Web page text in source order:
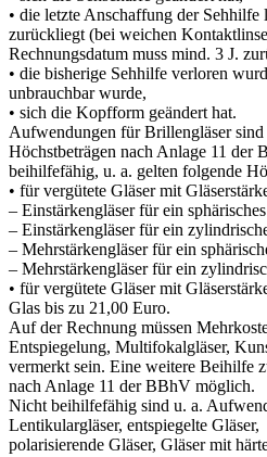
• die letzte Anschaffung der Sehhilfe
zurückliegt (bei weichen
Rechnungsdatum muss mind. 3 J.
• die bisherige Sehhilfe verloren
unbrauchbar wurde,
• sich die Kopfform geändert hat.
Aufwendungen für Brillengläser sind
Höchstbeträgen nach Anlage 11 der
beihilfefähig, u. a. gelten folgende
• für vergütete Gläser mit
– Einstärkengläser für ein
– Einstärkengläser für ein
– Mehrstärkengläser für ein
– Mehrstärkengläser für ein
• für vergütete Gläser mit
Glas bis zu 21,00 Euro.
Auf der Rechnung müssen
Entspiegelung, Multifokalgläser,
vermerkt sein. Eine weitere Beihilfe
nach Anlage 11 der BBhV möglich.
Nicht beihilfefähig sind u. a.
Lentikulargläser, entspiegelte Gläser,
polarisierende Gläser, Gläser mit